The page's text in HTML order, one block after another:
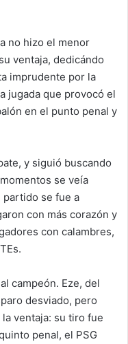
no hizo el menor
ventaja, dedicándo
imprudente por la
jugada que provocó el
en el punto penal y
y siguió buscando
se veía
partido se fue a
con más corazón y
con calambres,
campeón. Eze, del
desviado, pero
ventaja: su tiro fue
penal, el PSG